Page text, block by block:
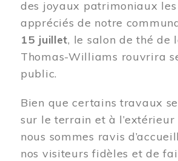
des joyaux patrimoniaux les
appréciés de notre
15 juillet, le salon de thé de
Thomas-Williams rouvrira
public.
Bien que certains travaux
sur le terrain et à l’extérieur
nous sommes ravis
nos visiteurs fidèles et de